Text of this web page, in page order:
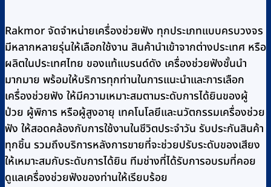
Rakmor จัดจำหน่ายเครื่องช่วยฟัง ทุกประเภทแบบครบวงจร
มีหลากหลายรุ่นให้เลือกใช้งาน สินค้านำเข้าจากต่างประเทศ หรือ
ผลิตในประเทศไทย ของแท้แบรนด์ดัง เครื่องช่วยฟังชั้นนำ
มากมาย พร้อมให้บริการทุกท่านในการแนะนำและการเลือก
เครื่องช่วยฟัง ให้มีความเหมาะสมตามระดับการได้ยินของผู้
ป่วย ผู้พิการ หรือผู้สูงอายุ เทคโนโลยีและนวัตกรรมเครื่องช่วย
ฟัง ให้สอดคล้องกับการใช้งานในชีวิตประจำวัน รับประกันสินค้า
ทุกชิ้น รวมถึงบริการหลังการขายที่จะช่วยปรับระดับของเสียง
ให้เหมาะสมกับระดับการได้ยิน ทีมช่างที่ได้รับการอบรมที่คอย
ดูแลเครื่องช่วยฟังของท่านให้เรียบร้อย